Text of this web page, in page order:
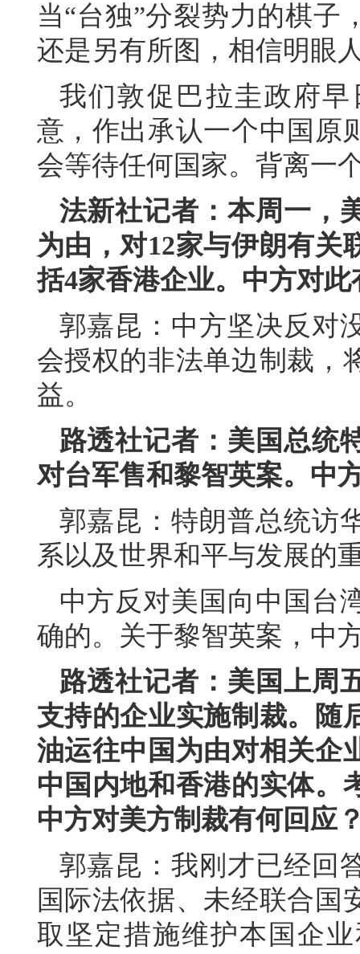
当“台独”分裂势力的棋子
还是另有所图，相信明眼
我们敦促巴拉圭政府
意，作出承认一个中国原
会等待任何国家。背离一
法新社记者：本周一，
为由，对12家与伊朗有关
括4家香港企业。中方对此
郭嘉昆：中方坚决反对
会授权的非法单边制裁，
益。
路透社记者：美国总统
对台军售和黎智英案。中
郭嘉昆：特朗普总统访
系以及世界和平与发展的
中方反对美国向中国台
确的。关于黎智英案，中
路透社记者：美国上周
支持的企业实施制裁。随
油运往中国为由对相关企
中国内地和香港的实体。
中方对美方制裁有何回应
郭嘉昆：我刚才已经回
国际法依据、未经联合国
取坚定措施维护本国企